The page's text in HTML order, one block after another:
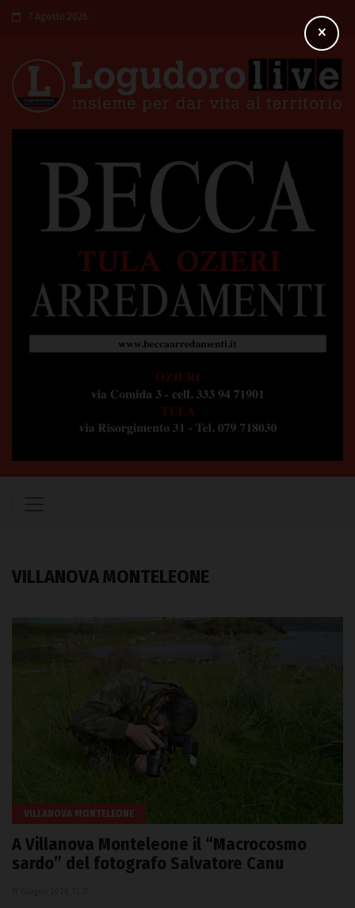
7 Agosto 2026
VILLANOVA MONTELEONE
VILLANOVA MONTELEONE
A Villanova Monteleone il “Macrocosmo
sardo” del fotografo Salvatore Canu
×